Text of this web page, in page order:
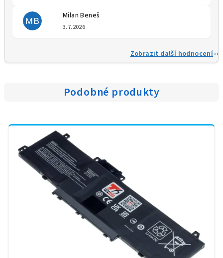
MB
Milan Beneš
3.7.2026
Zobrazit další hodnocení
Podobné produkty